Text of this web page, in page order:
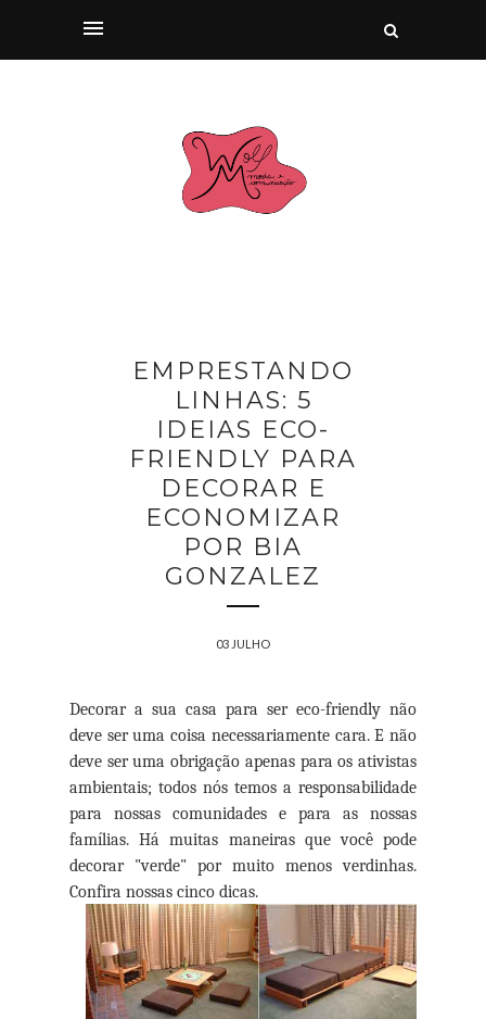
EMPRESTANDO
LINHAS: 5
IDEIAS ECO-
FRIENDLY PARA
DECORAR E
ECONOMIZAR
POR BIA
GONZALEZ
03 JULHO
Decorar a sua casa para ser eco-friendly não
deve ser uma coisa necessariamente cara. E não
deve ser uma obrigação apenas para os ativistas
ambientais; todos nós temos a responsabilidade
para nossas comunidades e para as nossas
famílias. Há muitas maneiras que você pode
decorar "verde" por muito menos verdinhas.
Confira nossas cinco dicas.